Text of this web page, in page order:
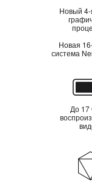
Новый
Новая
система
До 17